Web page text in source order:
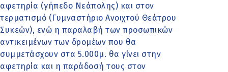
αφετηρία (γήπεδο Νεάπολης) και στον
τερματισμό (Γυμναστήριο Ανοιχτού Θεάτρου
Συκεών), ενώ η παραλαβή των προσωπικών
αντικειμένων των δρομέων που θα
συμμετάσχουν στα 5.000μ. θα γίνει στην
αφετηρία και η παράδοσή τους στον